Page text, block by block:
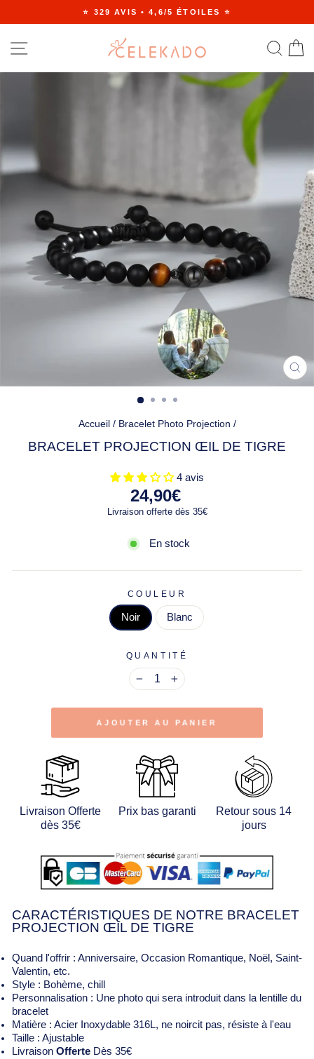
Diaporama
⭐ 329 AVIS • 4,6/5 ÉTOILES ⭐
NAVIGATION
Accueil / Bracelet Photo Projection /
BRACELET PROJECTION ŒIL DE TIGRE
4 avis
Prix
régulier
24,90€
Livraison offerte dès 35€
En stock
COULEUR
Noir Blanc
QUANTITÉ
+
AJOUTER AU PANIER
Livraison Offerte
dès 35€
Prix bas garanti
Retour sous 14
jours
CARACTÉRISTIQUES DE NOTRE BRACELET
PROJECTION ŒIL DE TIGRE
Quand l'offrir : Anniversaire, Occasion Romantique, Noël, Saint-
Valentin, etc.
Style : Bohème, chill
Personnalisation : Une photo qui sera introduit dans la lentille du
bracelet
Matière : Acier Inoxydable 316L, ne noircit pas, résiste à l'eau
Taille : Ajustable
Livraison Offerte Dès 35€